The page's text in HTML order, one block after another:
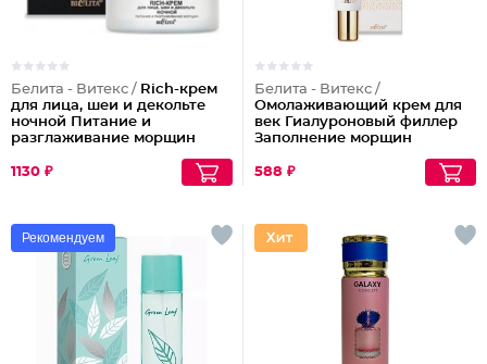
Белита - Витекс / Rich-крем
для лица, шеи и декольте
ночной Питание и
разглаживание морщин
1130 ₽
Белита - Витекс /
Омолаживающий крем для
век Гиалуроновый филлер
Заполнение морщин
588 ₽
Рекомендуем